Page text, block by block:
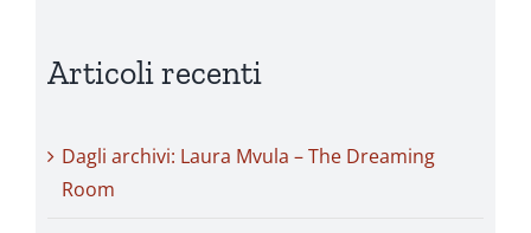
Articoli recenti
Dagli archivi: Laura Mvula – The Dreaming
Room